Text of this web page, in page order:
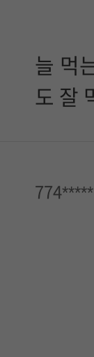
늘 먹
도 잘
774*****